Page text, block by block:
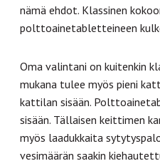
nämä ehdot. Klassinen
polttoainetabletteineen
Oma valintani on kuitenkin
mukana tulee myös pieni
kattilan sisään.
sisään. Tällaisen keittimen
myös laadukkaita
vesimäärän saakin